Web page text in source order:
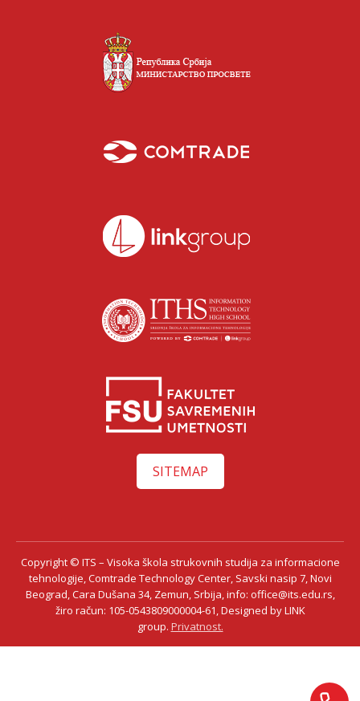
Ksenija Ilić
Razgovaraj sa Ksenijom Ilić savetnicom za upis – uživo!
SITEMAP
Copyright © ITS – Visoka škola strukovnih studija za informacione
tehnologije, Comtrade Technology Center, Savski nasip 7, Novi
Beograd, Cara Dušana 34, Zemun, Srbija, info: office@its.edu.rs,
žiro račun: 105-0543809000004-61, Designed by LINK
group. Privatnost.